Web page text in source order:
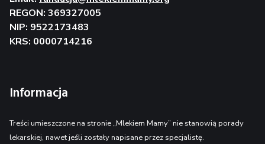
REGON: 369327005
NIP: 9522173483
KRS: 0000714216
Informacja
Treści umieszczone na stronie „Mlekiem Mamy” nie stanowią porady
lekarskiej, nawet jeśli zostały napisane przez specjalistę.